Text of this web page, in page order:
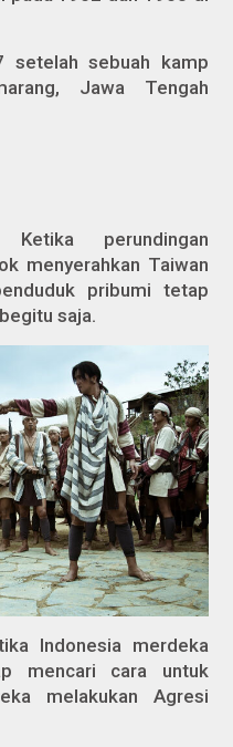
sebuah kamp
Jawa Tengah
perundingan
menyerahkan Taiwan
pribumi tetap
saja.
Indonesia merdeka
mencari cara untuk
melakukan Agresi